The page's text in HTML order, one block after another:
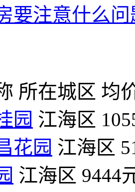
要注意什么问
所在城区 均
园 江海区
花园 江海区
江海区 9444